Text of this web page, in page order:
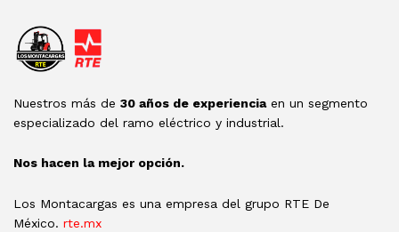
Nuestros más de 30 años de experienciaen un segmento
especializado del ramo eléctrico y industrial.
Nos hacen la mejor opción.
Los Montacargas es una empresa del grupo RTE De
México. rte.mx